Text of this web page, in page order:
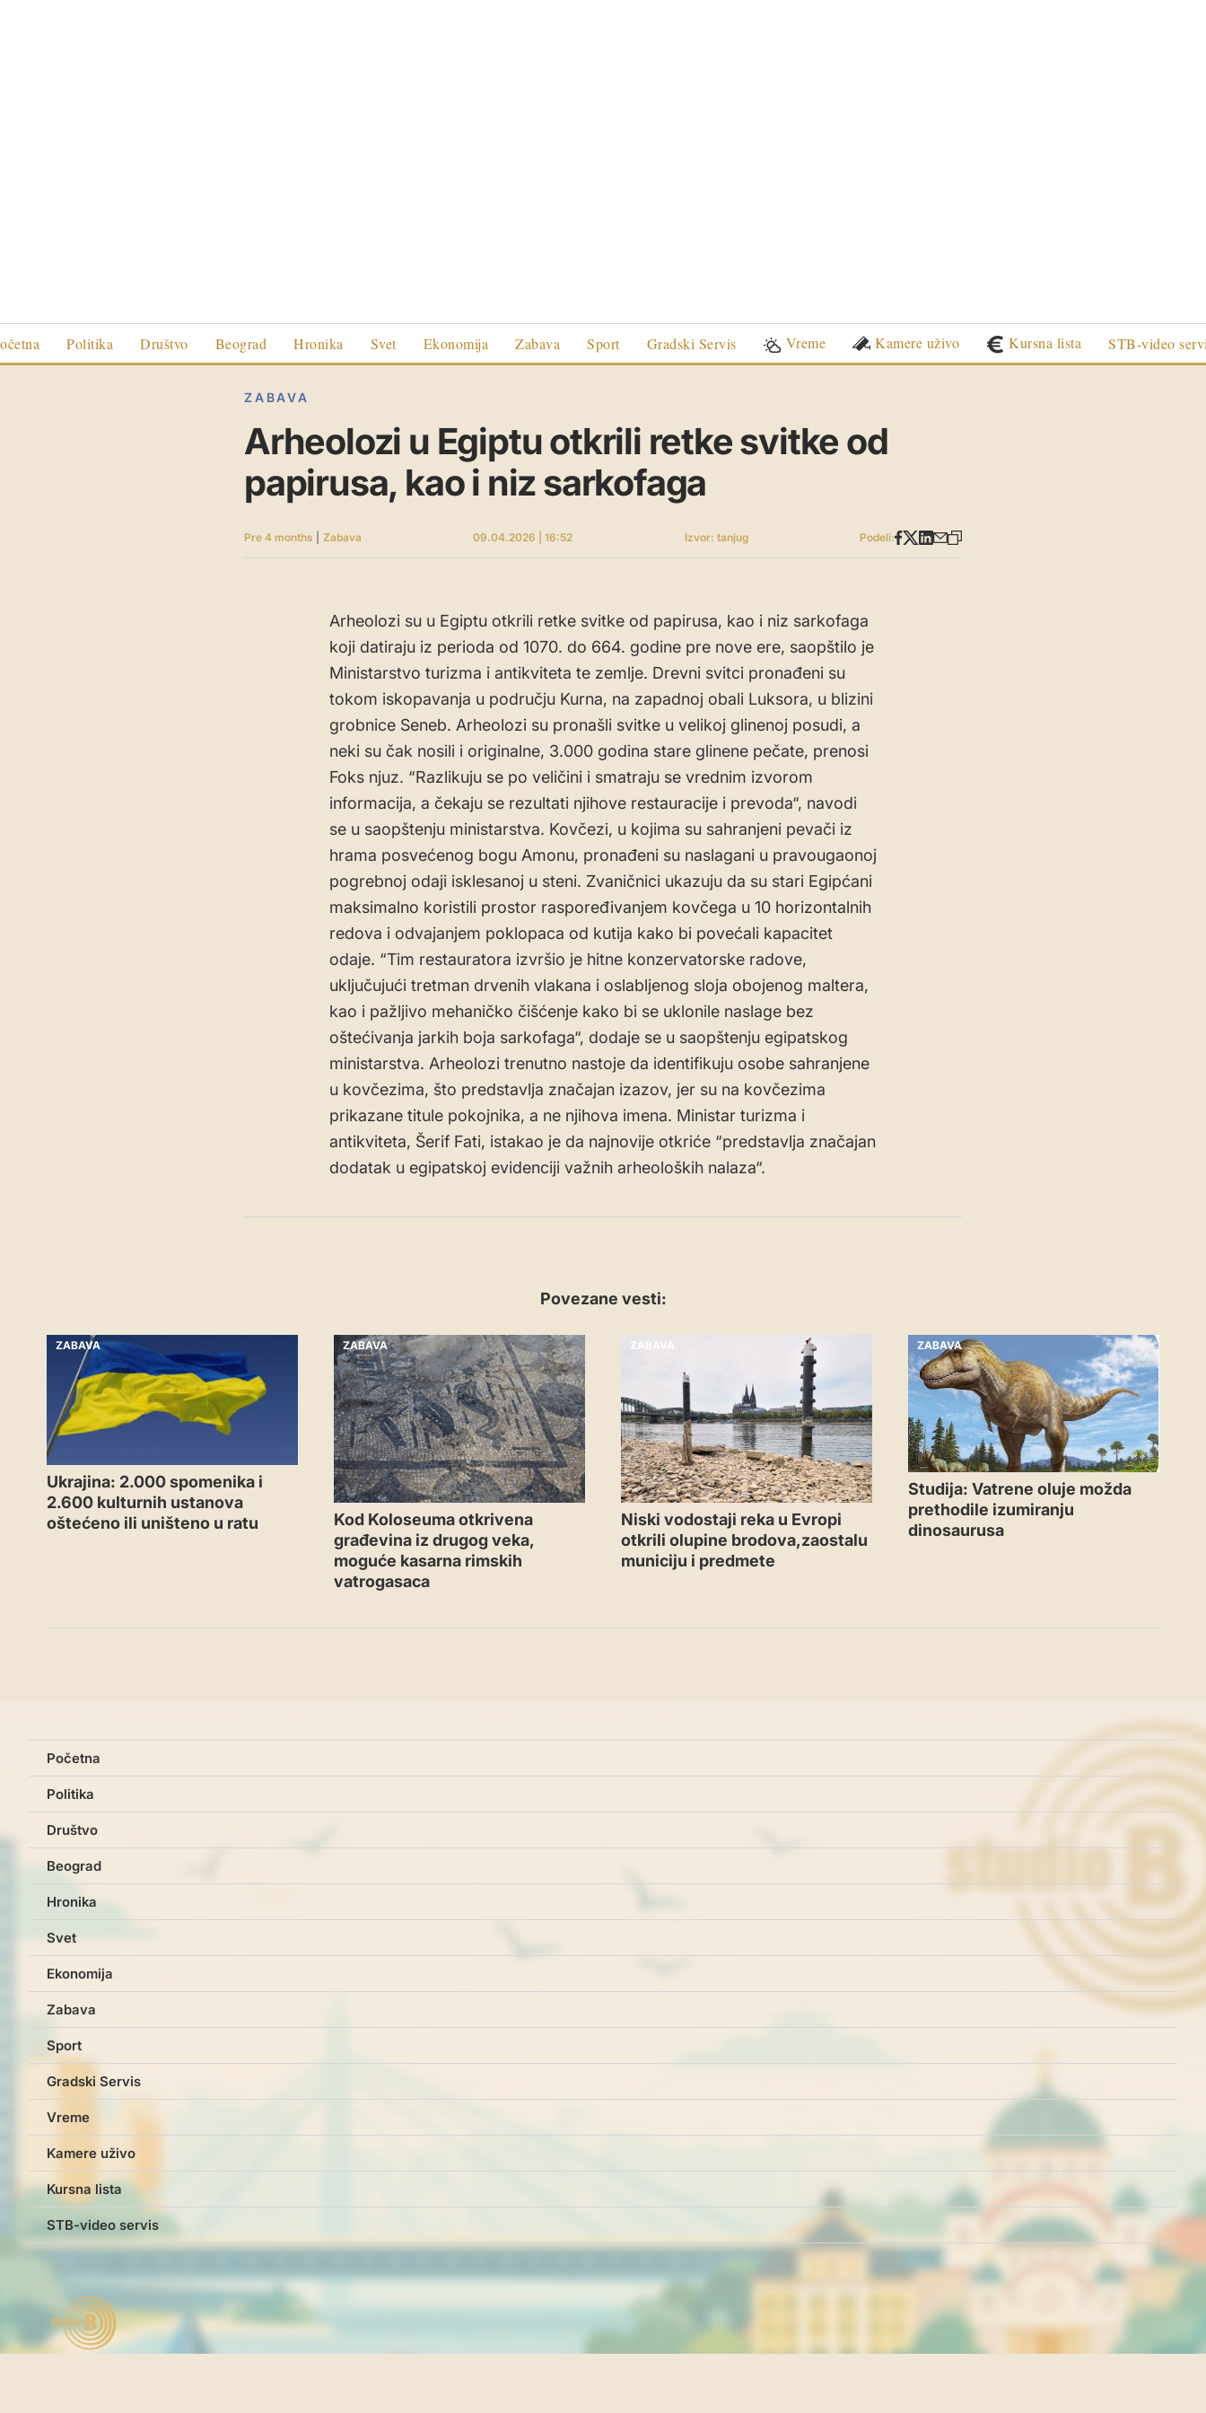
Politika Društvo Beograd Hronika Svet Ekonomija Zabava Sport Gradski Servis Vreme Kamere uživo Kursna lista STB-video
ZABAVA
Arheolozi u Egiptu otkrili retke svitke od
papirusa, kao i niz sarkofaga
Pre 4 months Zabava 09.04.2026 | 16:52 Izvor: tanjug Podeli:
Arheolozi su u Egiptu otkrili retke svitke od papirusa, kao i niz sarkofaga
koji datiraju iz perioda od 1070. do 664. godine pre nove ere, saopštilo je
Ministarstvo turizma i antikviteta te zemlje. Drevni svitci pronađeni su
tokom iskopavanja u području Kurna, na zapadnoj obali Luksora, u blizini
grobnice Seneb. Arheolozi su pronašli svitke u velikoj glinenoj posudi, a
neki su čak nosili i originalne, 3.000 godina stare glinene pečate, prenosi
Foks njuz. “Razlikuju se po veličini i smatraju se vrednim izvorom
informacija, a čekaju se rezultati njihove restauracije i prevoda“, navodi
se u saopštenju ministarstva. Kovčezi, u kojima su sahranjeni pevači iz
hrama posvećenog bogu Amonu, pronađeni su naslagani u pravougaonoj
pogrebnoj odaji isklesanoj u steni. Zvaničnici ukazuju da su stari Egipćani
maksimalno koristili prostor raspoređivanjem kovčega u 10 horizontalnih
redova i odvajanjem poklopaca od kutija kako bi povećali kapacitet
odaje. “Tim restauratora izvršio je hitne konzervatorske radove,
uključujući tretman drvenih vlakana i oslabljenog sloja obojenog maltera,
kao i pažljivo mehaničko čišćenje kako bi se uklonile naslage bez
oštećivanja jarkih boja sarkofaga“, dodaje se u saopštenju egipatskog
ministarstva. Arheolozi trenutno nastoje da identifikuju osobe sahranjene
u kovčezima, što predstavlja značajan izazov, jer su na kovčezima
prikazane titule pokojnika, a ne njihova imena. Ministar turizma i
antikviteta, Šerif Fati, istakao je da najnovije otkriće “predstavlja značajan
dodatak u egipatskoj evidenciji važnih arheoloških nalaza“.
Povezane vesti:
ZABAVA
Ukrajina: 2.000 spomenika i
2.600 kulturnih ustanova
oštećeno ili uništeno u ratu
ZABAVA
Kod Koloseuma otkrivena
građevina iz drugog veka,
moguće kasarna rimskih
vatrogasaca
ZABAVA
Niski vodostaji reka u Evropi
otkrili olupine brodova,zaostalu
municiju i predmete
ZABAVA
Studija: Vatrene oluje možda
prethodile izumiranju
dinosaurusa
Početna
Politika
Društvo
Beograd
Hronika
Svet
Ekonomija
Zabava
Sport
Gradski Servis
Vreme
Kamere uživo
Kursna lista
STB-video servis